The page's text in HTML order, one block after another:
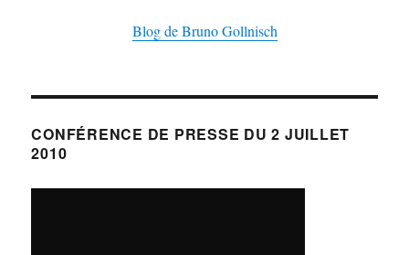
Blog de Bruno Gollnisch
CONFÉRENCE DE PRESSE DU 2 JUILLET
2010